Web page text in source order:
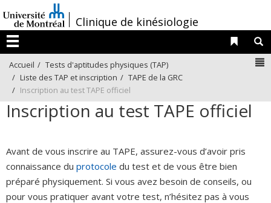
au
contenu
/
Clinique de kinésiologie
Menu
Liens
Accueil
Tests d'aptitudes physiques (TAP)
Liste des TAP et inscription
TAPE de la GRC
Inscription au test TAPE officiel
Inscription au test TAPE officiel
Avant de vous inscrire au TAPE, assurez-vous d’avoir pris
connaissance du protocole du test et de vous être bien
préparé physiquement. Si vous avez besoin de conseils, ou
pour vous pratiquer avant votre test, n’hésitez pas à vous